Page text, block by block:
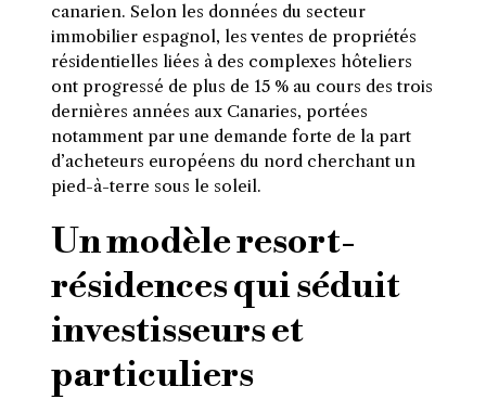
canarien. Selon les données du secteur
immobilier espagnol, les ventes de propriétés
résidentielles liées à des complexes hôteliers
ont progressé de plus de 15 % au cours des trois
dernières années aux Canaries, portées
notamment par une demande forte de la part
d’acheteurs européens du nord cherchant un
pied-à-terre sous le soleil.
Un modèle resort-
résidences qui séduit
investisseurs et
particuliers